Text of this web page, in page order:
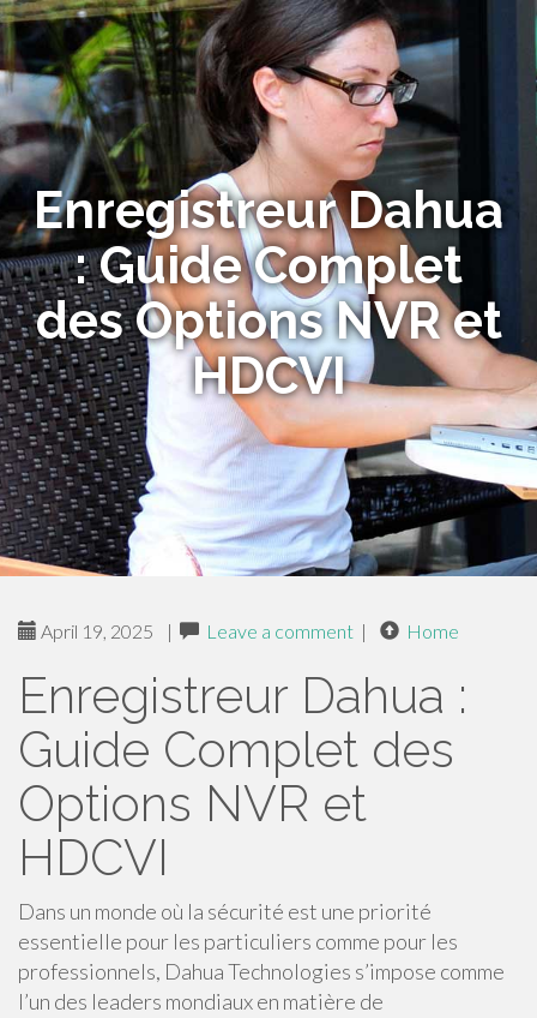
Enregistreur Dahua
: Guide Complet
des Options NVR et
HDCVI
April 19, 2025 | Leave a comment | Home
Enregistreur Dahua :
Guide Complet des
Options NVR et
HDCVI
Dans un monde où la sécurité est une priorité
essentielle pour les particuliers comme pour les
professionnels, Dahua Technologies s’impose comme
l’un des leaders mondiaux en matière de